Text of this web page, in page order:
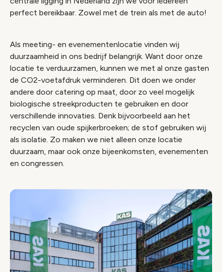
perfect bereikbaar. Zowel met de trein als met de auto!
Als meeting- en evenementenlocatie vinden wij
duurzaamheid in ons bedrijf belangrijk. Want door onze
locatie te verduurzamen, kunnen we met al onze gasten
de CO2-voetafdruk verminderen. Dit doen we onder
andere door catering op maat, door zo veel mogelijk
biologische streekproducten te gebruiken en door
verschillende innovaties. Denk bijvoorbeeld aan het
recyclen van oude spijkerbroeken; de stof gebruiken wij
als isolatie. Zo maken we niet alleen onze locatie
duurzaam, maar ook onze bijeenkomsten, evenementen
en congressen.